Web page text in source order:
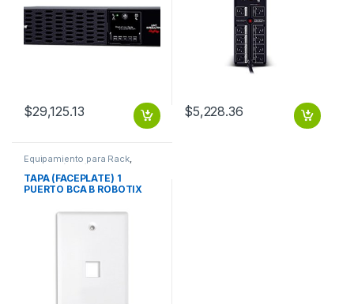
YEAR
$29,125.13 $5,228.36
Equipamiento para Rack,
Protección Eléctrica
TAPA (FACEPLATE) 1
PUERTO BCA B ROBOTIX